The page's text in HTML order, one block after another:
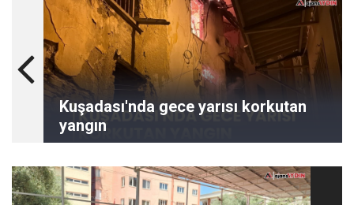
Kuşadası'nda gece yarısı korkutan
yangın